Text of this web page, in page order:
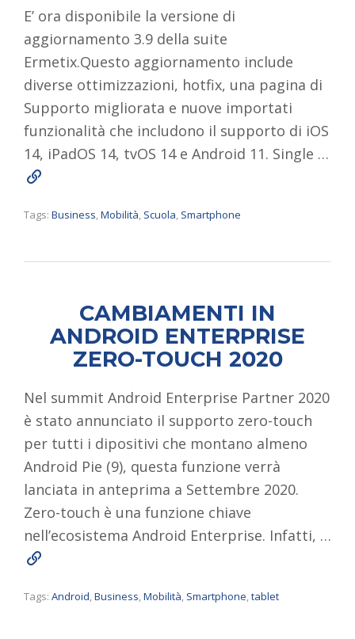
E’ ora disponibile la versione di
aggiornamento 3.9 della suite
Ermetix.Questo aggiornamento include
diverse ottimizzazioni, hotfix, una pagina di
Supporto migliorata e nuove importati
funzionalità che includono il supporto di iOS
14, iPadOS 14, tvOS 14 e Android 11. Single …
Read More
Tags: Business,Mobilità, Scuola, Smartphone
CAMBIAMENTI IN
ANDROID ENTERPRISE
ZERO-TOUCH 2020
Nel summit Android Enterprise Partner 2020
è stato annunciato il supporto zero-touch
per tutti i dipositivi che montano almeno
Android Pie (9), questa funzione verrà
lanciata in anteprima a Settembre 2020.
Zero-touch è una funzione chiave
nell’ecosistema Android Enterprise. Infatti, …
Read More
Tags: Android,Business,Mobilità, Smartphone,tablet